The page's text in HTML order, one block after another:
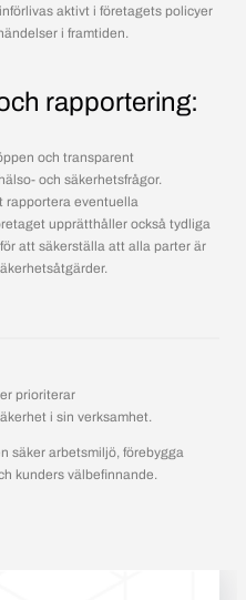
aktivt i företagets policyer
i framtiden.
rapportering:
och transparent
och säkerhetsfrågor.
rapportera eventuella
upprätthåller också tydliga
att säkerställa att alla parter är
prioriterar
i sin verksamhet.
säker arbetsmiljö, förebygga
kunders välbefinnande.